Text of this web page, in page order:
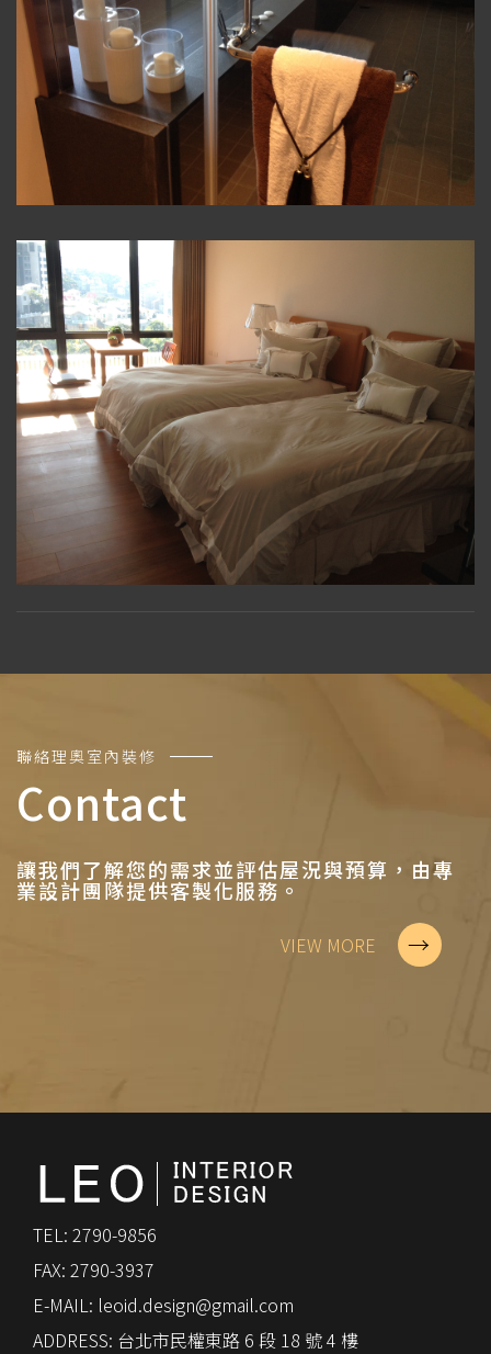
聯絡理奧室內裝修
Contact
讓我們了解您的需求並評估屋況與預算，由專
業設計團隊提供客製化服務。
VIEW MORE →
TEL: 2790-9856
FAX: 2790-3937
E-MAIL: leoid.design@gmail.com
ADDRESS: 台北市民權東路 6 段 18 號 4 樓